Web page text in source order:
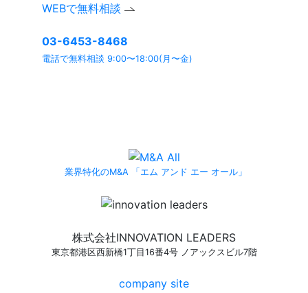
WEBで無料相談
03-6453-8468
電話で無料相談 9:00〜18:00(月〜金)
業界特化のM&A 「エム アンド エー オール」
株式会社INNOVATION LEADERS
東京都港区西新橋1丁目16番4号 ノアックスビル7階
company site